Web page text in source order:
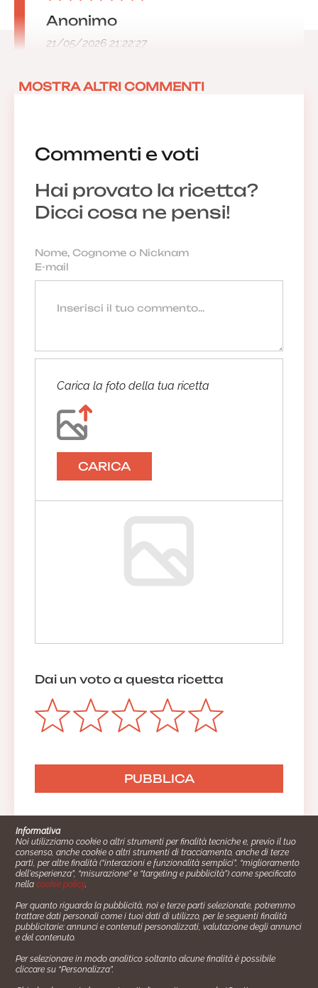
Commenti e voti
Hai provato la ricetta?
Dicci cosa ne pensi!
Carica la foto della tua ricetta
CARICA
Dai un voto a questa ricetta
Anonimo
21/05/2026 21:22:27
MOSTRA ALTRI COMMENTI
Cucinare.it è un marchio commerciale di Impiego24.it s.r.l.
copyright 2014 - 2024 P.IVA: 03406490130
Azienda certiﬁcata ISO 27001 numero: SNR 73140386/89/I
- Azienda certiﬁcata ISO 9001 numero: SNR
Informativa
Noi utilizziamo cookie o altri strumenti per finalità tecniche e, previo il tuo
consenso, anche cookie o altri strumenti di tracciamento, anche di terze
parti, per altre finalità (“interazioni e funzionalità semplici”, “miglioramento
dell'esperienza”, “misurazione” e “targeting e pubblicità”) come specificato
nellacookie policy.
Per quanto riguarda la pubblicità, noi e terze parti selezionate, potremmo
trattare dati personali come i tuoi dati di utilizzo, per le seguenti finalità
pubblicitarie: annunci e contenuti personalizzati, valutazione degli annunci
e del contenuto.
Per selezionare in modo analitico soltanto alcune finalità è possibile
cliccare su “Personalizza”.